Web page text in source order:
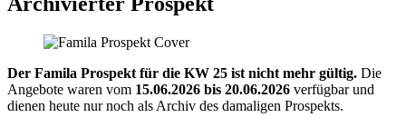
Der Famila Prospekt für die KW 25 ist nicht mehr gültig. Die
Angebote waren vom 15.06.2026 bis 20.06.2026 verfügbar und
dienen heute nur noch als Archiv des damaligen Prospekts.